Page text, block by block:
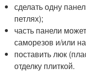
сделать одну
петлях);
часть панели
саморезов и/или
поставить люк
отделку плиткой.